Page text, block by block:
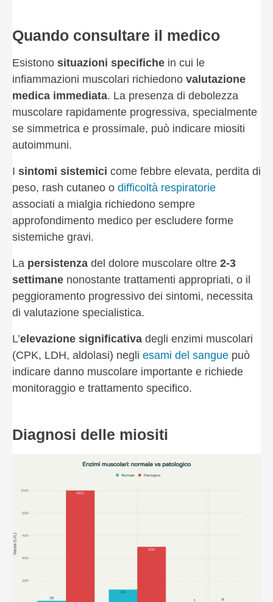
Quando consultare il medico
Esistono situazioni specifiche in cui le
infiammazioni muscolari richiedono valutazione
medica immediata. La presenza di debolezza
muscolare rapidamente progressiva, specialmente
se simmetrica e prossimale, può indicare miositi
autoimmuni.
I sintomi sistemici come febbre elevata, perdita di
peso, rash cutaneo o difficoltà respiratorie
associati a mialgia richiedono sempre
approfondimento medico per escludere forme
sistemiche gravi.
La persistenza del dolore muscolare oltre 2-3
settimane nonostante trattamenti appropriati, o il
peggioramento progressivo dei sintomi, necessita
di valutazione specialistica.
L’elevazione significativa degli enzimi muscolari
(CPK, LDH, aldolasi) negli esami del sangue può
indicare danno muscolare importante e richiede
monitoraggio e trattamento specifico.
Diagnosi delle miositi